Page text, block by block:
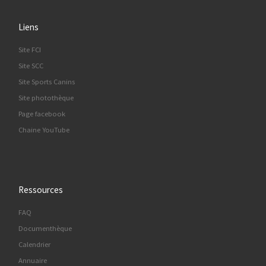
Liens
Site FCI
Site SCC
Site Sports Canins
Site photothèque
Page facebook
Chaine YouTube
Ressources
FAQ
Documenthèque
Calendrier
Annuaire